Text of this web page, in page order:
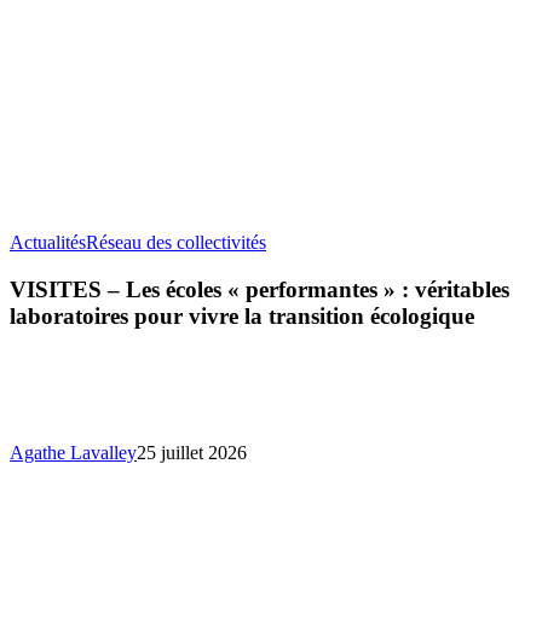
ActualitésRéseau des collectivitésVISITES
Les
écoles
«
VISITES – Les écoles « performantes » : véritables
laboratoires pour vivre la transition écologique
Agathe Lavalley25 juillet 2026